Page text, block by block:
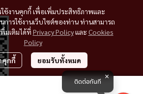
ใช้งานคุกกี้ เพื่อเพิ่มประสิทธิภาพและ
ารใช้งานเว็บไซต์ของท่าน ท่านสามารถ
มเติมได้ที่ Privacy Policyและ Cookies
Policy
คุกกี้ ยอมรับทั้งหมด
ติดต่อทันที